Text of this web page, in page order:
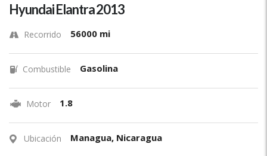
Hyundai Elantra 2013
Recorrido 56000 mi
Combustible Gasolina
Motor 1.8
Ubicación Managua, Nicaragua